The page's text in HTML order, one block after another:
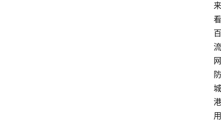
来
看
百
流
网
防
城
港
用